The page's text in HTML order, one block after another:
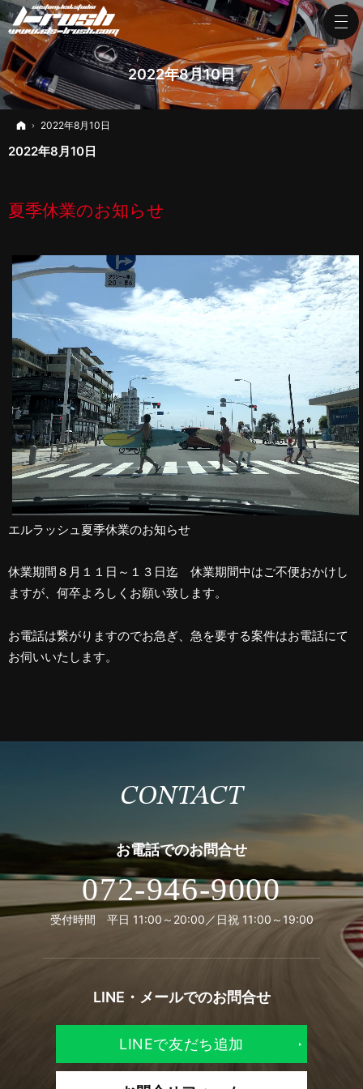
2022年8月10日
ホーム
2022年8月10日
2022年8月10日
夏季休業のお知らせ
エルラッシュ夏季休業のお知らせ
休業期間８月１１日～１３日迄 休業期間中はご不便おかけし
ますが、何卒よろしくお願い致します。
お電話は繋がりますのでお急ぎ、急を要する案件はお電話にて
お伺いいたします。
CONTACT
お電話でのお問合せ
072-946-9000
受付時間 平日 11:00～20:00／日祝 11:00～19:00
LINE・メールでのお問合せ
LINEで友だち追加